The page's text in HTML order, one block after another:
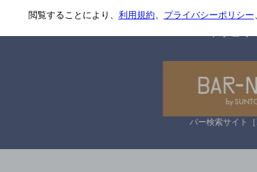
バー検索サイト［
閲覧することにより、 利用規約、 プライバシーポリシー